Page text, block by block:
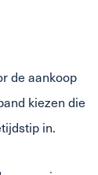
de aankoop
kiezen die
in.